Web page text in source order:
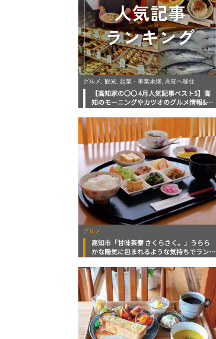
グルメ, 観光, 起業・事業承継, 高知へ移住
【高知家の〇〇 4月人気記事ベスト5】高
知のモーニングやカツオのグルメ情報&後
グルメ
高知市「甘味茶寮 さくらさく。」うらら
かな陽気に包まれるような気持ちでラン
メ」